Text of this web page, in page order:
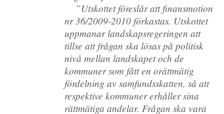
”Utskottet föreslår att finansmotion
nr 36/2009-2010 förkastas. Utskottet
uppmanar landskapsregeringen att
tillse att frågan ska lösas på politisk
nivå mellan landskapet och de
kommuner som fått en orättmätig
fördelning av samfundsskatten, så att
respektive kommuner erhåller sina
rättmätiga andelar. Frågan ska vara